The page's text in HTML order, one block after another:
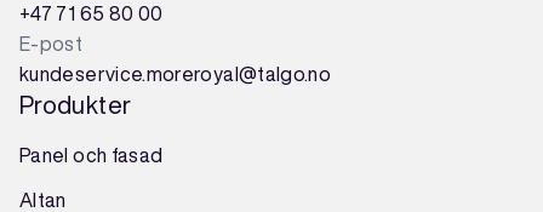
+47 71 65 80 00
E-post
kundeservice.moreroyal@talgo.no
Produkter
Panel och fasad
Altan